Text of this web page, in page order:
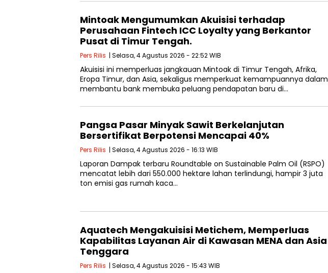
Mintoak Mengumumkan Akuisisi terhadap
Perusahaan Fintech ICC Loyalty yang Berkantor
Pusat di Timur Tengah.
Pers Rilis | Selasa, 4 Agustus 2026 - 22:52 WIB
Akuisisi ini memperluas jangkauan Mintoak di Timur Tengah, Afrika,
Eropa Timur, dan Asia, sekaligus memperkuat kemampuannya dalam
membantu bank membuka peluang pendapatan baru di…
Pangsa Pasar Minyak Sawit Berkelanjutan
Bersertifikat Berpotensi Mencapai 40%
Pers Rilis | Selasa, 4 Agustus 2026 - 16:13 WIB
Laporan Dampak terbaru Roundtable on Sustainable Palm Oil (RSPO)
mencatat lebih dari 550.000 hektare lahan terlindungi, hampir 3 juta
ton emisi gas rumah kaca…
Aquatech Mengakuisisi Metichem, Memperluas
Kapabilitas Layanan Air di Kawasan MENA dan Asia
Tenggara
Pers Rilis | Selasa, 4 Agustus 2026 - 15:43 WIB